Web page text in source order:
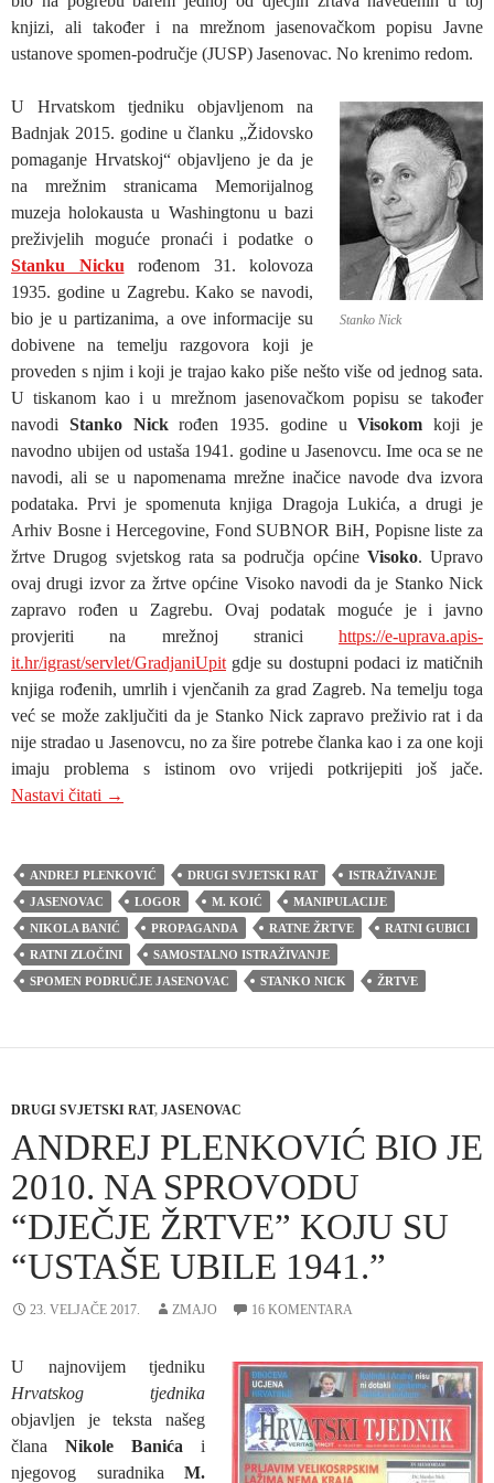
knjizi, ali također i na mrežnom jasenovačkom popisu Javne
ustanove spomen-područje (JUSP) Jasenovac. No krenimo redom.
Stanko Nick
U Hrvatskom tjedniku objavljenom na
Badnjak 2015. godine u članku „Židovsko
pomaganje Hrvatskoj“ objavljeno je da je
na mrežnim stranicama Memorijalnog
muzeja holokausta u Washingtonu u bazi
preživjelih moguće pronaći i podatke o
Stanku Nicku rođenom 31. kolovoza
1935. godine u Zagrebu. Kako se navodi,
bio je u partizanima, a ove informacije su
dobivene na temelju razgovora koji je
proveden s njim i koji je trajao kako piše nešto više od jednog sata.
U tiskanom kao i u mrežnom jasenovačkom popisu se također
navodi Stanko Nickrođen 1935. godine uVisokom koji je
navodno ubijen od ustaša 1941. godine u Jasenovcu. Ime oca se ne
navodi, ali se u napomenama mrežne inačice navode dva izvora
podataka. Prvi je spomenuta knjiga Dragoja Lukića, a drugi je
Arhiv Bosne i Hercegovine, Fond SUBNOR BiH, Popisne liste za
žrtve Drugog svjetskog rata sa područja općine Visoko. Upravo
ovaj drugi izvor za žrtve općine Visoko navodi da je Stanko Nick
zapravo rođen u Zagrebu. Ovaj podatak moguće je i javno
provjeriti na mrežnoj stranici https://e-uprava.apis-
it.hr/igrast/servlet/GradjaniUpit gdje su dostupni podaci iz matičnih
knjiga rođenih, umrlih i vjenčanih za grad Zagreb. Na temelju toga
već se može zaključiti da je Stanko Nick zapravo preživio rat i da
nije stradao u Jasenovcu, no za šire potrebe članka kao i za one koji
imaju problema s istinom ovo vrijedi potkrijepiti još jače.
Nastavi čitati Nikola Banić i M. Koić: Plenković na pogrebu dječje
→
ANDREJ PLENKOVIĆ DRUGI SVJETSKI RAT
ISTRAŽIVANJE
JASENOVAC
LOGOR M. KOIĆ
MANIPULACIJE
NIKOLA BANIĆ
PROPAGANDA RATNE ŽRTVE
RATNI GUBICI
RATNI ZLOČINI
SAMOSTALNO ISTRAŽIVANJE
SPOMEN PODRUČJE JASENOVAC
STANKO NICK ŽRTVE
DRUGI SVJETSKI RAT, JASENOVAC
ANDREJ PLENKOVIĆ BIO JE
2010. NA SPROVODU
“DJEČJE ŽRTVE” KOJU SU
“USTAŠE UBILE 1941.”
23. VELJAČE 2017. ZMAJO 16 KOMENTARA
U najnovijem tjedniku
Hrvatskog tjednika
objavljen je teksta našeg
člana Nikole Banića i
njegovog suradnika M.